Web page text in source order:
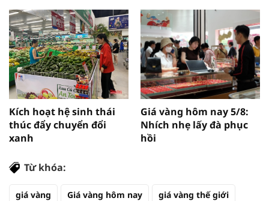
Kích hoạt hệ sinh thái
thúc đẩy chuyển đổi
xanh
Giá vàng hôm nay 5/8:
Nhích nhẹ lấy đà phục
hồi
Từ khóa:
giá vàng Giá vàng hôm nay giá vàng thế giới